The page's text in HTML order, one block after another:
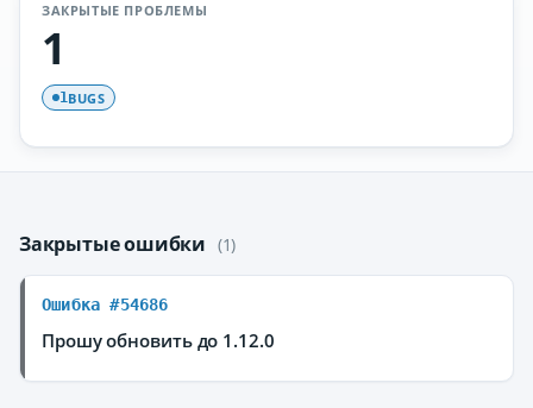
ЗАКРЫТЫЕ ПРОБЛЕМЫ
1
1BUGS
Закрытые ошибки (1)
Ошибка #54686
Прошу обновить до 1.12.0